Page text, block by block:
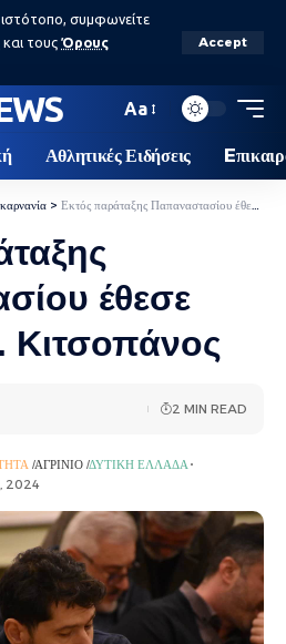
συμφωνείτε
και τους Όρους
Accept
Aa
Αθλητικές Ειδήσεις
> Εκτός παράταξης Παπαναστασίου έθεσε εαυτόν ο Κ. Κιτσοπάνος
έθεσε
Κιτσοπάνος
ΑΓΡΊΝΙΟ ΔΥΤΙΚΉ ΕΛΛΆΔΑ
2024
2 MIN READ